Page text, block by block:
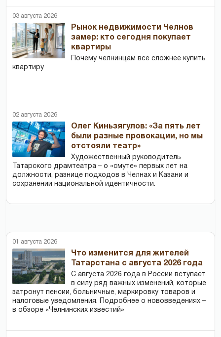
03 августа 2026
Рынок недвижимости Челнов
замер: кто сегодня покупает
квартиры
Почему челнинцам все сложнее купить
квартиру
02 августа 2026
Олег Киньзягулов: «За пять лет
были разные провокации, но мы
отстояли театр»
Художественный руководитель
Татарского драмтеатра – о «смуте» первых лет на
должности, разнице подходов в Челнах и Казани и
сохранении национальной идентичности.
01 августа 2026
Что изменится для жителей
Татарстана с августа 2026 года
С августа 2026 года в России вступает
в силу ряд важных изменений, которые
затронут пенсии, больничные, маркировку товаров и
налоговые уведомления. Подробнее о нововведениях –
в обзоре «Челнинских известий»